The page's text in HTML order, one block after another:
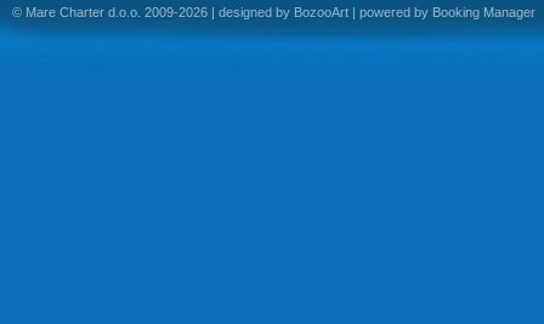
© Mare Charter d.o.o. 2009-2026 | designed by BozooArt | powered by Booking Manager